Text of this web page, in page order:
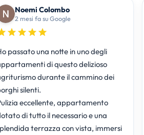
Noemi Colombo
2 mesi fa su Google
passato una notte in uno degli
di questo delizioso
durante il cammino dei
silenti.
eccellente, appartamento
di tutto il necessario e una
terrazza con vista, immersi